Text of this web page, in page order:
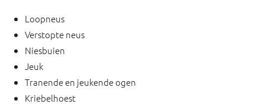
Loopneus
Verstopte neus
Niesbuien
Jeuk
Tranende en jeukende ogen
Kriebelhoest